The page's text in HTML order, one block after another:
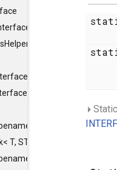
const Result<
std::enable_if<
STRIDED, MOVE > >
std::enable_if<